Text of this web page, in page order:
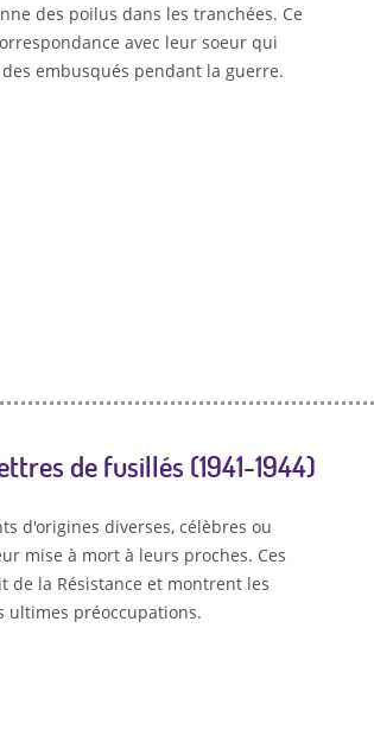
des poilus dans les tranchées. Ce
avec leur soeur qui
embusqués pendant la guerre.
de fusillés (1941-1944)
d'origines diverses, célèbres ou
mise à mort à leurs proches. Ces
la Résistance et montrent les
ultimes préoccupations.